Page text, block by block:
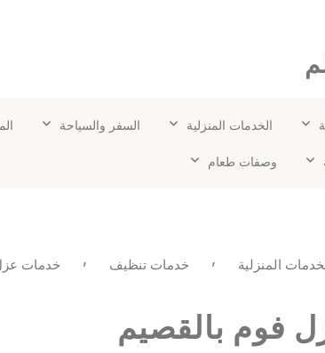
الخدمات المنزلية السفر والسياحة
وصفات طعام
المنزلية , خدمات تنظيف , خدمات
فوم بالقصيم